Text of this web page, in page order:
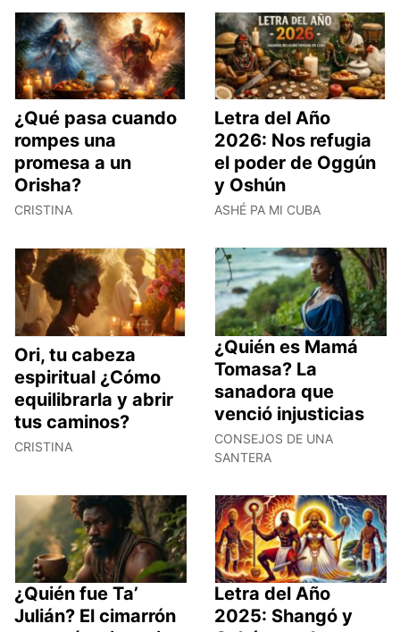
¿Qué pasa cuando
rompes una
promesa a un
Orisha?
CRISTINA
Letra del Año
2026: Nos refugia
el poder de Oggún
y Oshún
ASHÉ PA MI CUBA
Ori, tu cabeza
espiritual ¿Cómo
equilibrarla y abrir
tus caminos?
CRISTINA
¿Quién es Mamá
Tomasa? La
sanadora que
venció injusticias
CONSEJOS DE UNA
SANTERA
¿Quién fue Ta’
Julián? El cimarrón
Letra del Año
2025: Shangó y